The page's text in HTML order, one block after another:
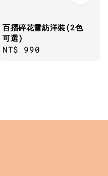
百摺碎花雪紡洋裝(2色
可選)
Regular
NT$ 990